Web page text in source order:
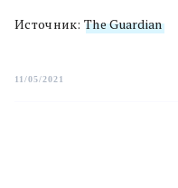
Источник: The Guardian
11/05/2021